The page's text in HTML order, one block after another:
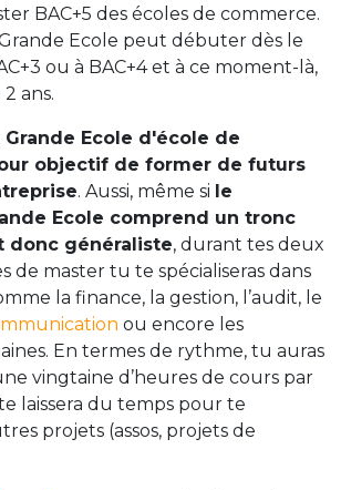
BAC+5 des écoles de commerce.
Ecole peut débuter dès le
ou à BAC+4 et à ce moment-là,
ans.
Ecole d'école de
objectif de former de futurs
. Aussi, même si le
Ecole comprend un tronc
donc généraliste, durant tes deux
de master tu te spécialiseras dans
la finance, la gestion, l’audit, le
ou encore les
En termes de rythme, tu auras
vingtaine d’heures de cours par
laissera du temps pour te
projets (assos, projets de